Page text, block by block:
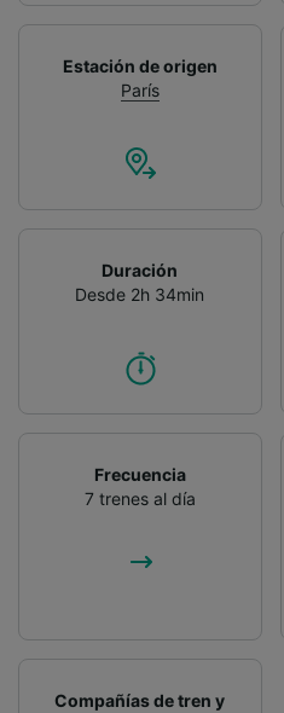
Estación de origen
París
Duración
Desde 2h 34min
Frecuencia
7 trenes al día
Compañías de tren y